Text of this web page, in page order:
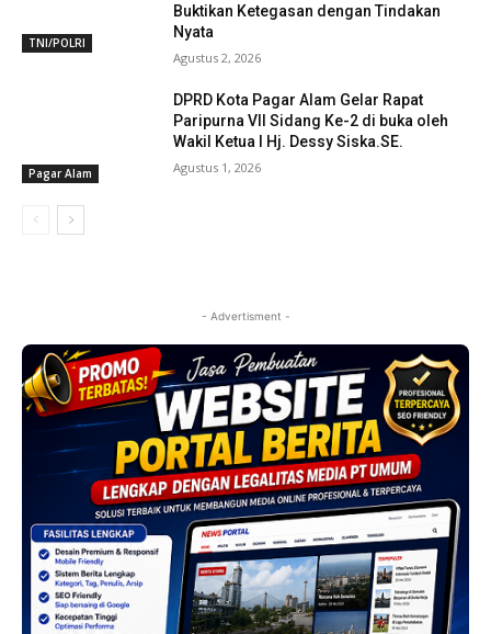
TNI/POLRI
Buktikan Ketegasan dengan Tindakan
Nyata
Agustus 2, 2026
Pagar Alam
DPRD Kota Pagar Alam Gelar Rapat
Paripurna VII Sidang Ke-2 di buka oleh
Wakil Ketua I Hj. Dessy Siska.SE. ‎
Agustus 1, 2026
- Advertisment -